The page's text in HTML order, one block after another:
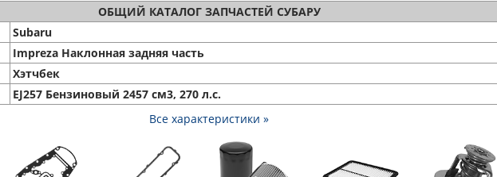
ОБЩИЙ КАТАЛОГ ЗАПЧАСТЕЙ СУБАРУ
Subaru
Impreza Наклонная задняя часть
Хэтчбек
EJ257 Бензиновый 2457 см3, 270 л.с.
Все характеристики »